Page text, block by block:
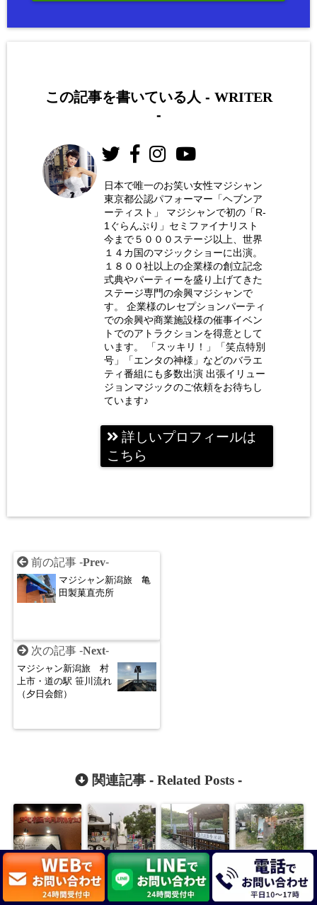
この記事を書いている人 - WRITER
-
日本で唯一のお笑い女性マジシャン
東京都公認パフォーマー「ヘブンア
ーティスト」 マジシャンで初の「R-
1ぐらんぷり」セミファイナリスト
今まで５０００ステージ以上、世界
１４カ国のマジックショーに出演。
１８００社以上の企業様の創立記念
式典やパーティーを盛り上げてきた
ステージ専門の余興マジシャンで
す。 企業様のレセプションパーティ
での余興や商業施設様の催事イベン
トでのアトラクションを得意として
います。 「スッキリ！」「笑点特別
号」「エンタの神様」などのバラエ
ティ番組にも多数出演 出張イリュー
ジョンマジックのご依頼をお待ちし
ています♪
詳しいプロフィールは
こちら
前の記事 -Prev-
マジシャン新潟旅 亀
田製菓直売所
次の記事 -Next-
マジシャン新潟旅 村
上市・道の駅 笹川流れ
（夕日会館）
関連記事 - Related Posts -
マジシャン四
マジシャン福
マジシャン島
マジシャン 沖